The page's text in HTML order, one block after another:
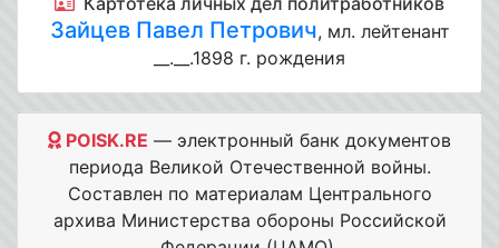
Зайцев Павел Петрович, мл. лейтенант
__.__.1898 г. рождения
POISK.RE — электронный банк документов
периода Великой Отечественной войны.
Составлен по материалам Центрального
архива Министерства обороны Российской